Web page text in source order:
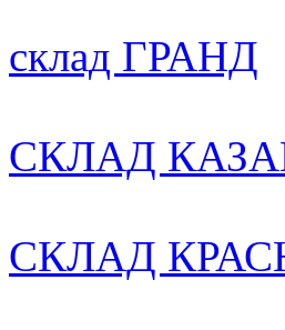
склад ГРАНД
СКЛАД
СКЛАД